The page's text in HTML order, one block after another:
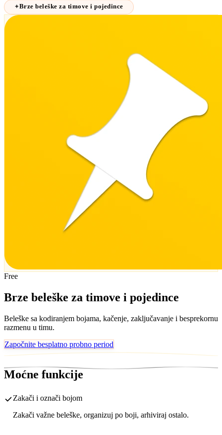
✦Brze beleške za timove i pojedince
Free
Brze beleške za timove i pojedince
Beleške sa kodiranjem bojama, kačenje, zaključavanje i besprekornu
razmenu u timu.
Započnite besplatno probno period
Moćne funkcije
Zakači i označi bojom
Zakači važne beleške, organizuj po boji, arhiviraj ostalo.